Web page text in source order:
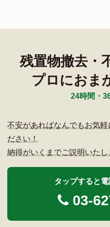
残置物撤去・
プロにおま
24時間・
不安があればなんでもお気軽
ださい！
納得がいくまでご説明いたし
タップすると
03-